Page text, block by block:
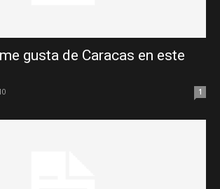
gusta de Caracas en este
1